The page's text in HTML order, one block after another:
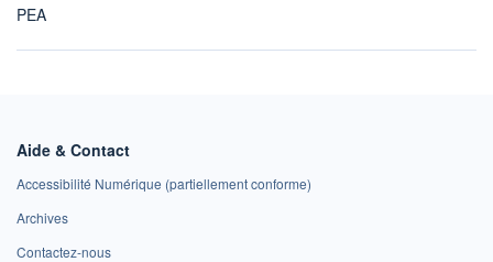
PEA
Aide & Contact
Accessibilité Numérique (partiellement conforme)
Archives
Contactez-nous